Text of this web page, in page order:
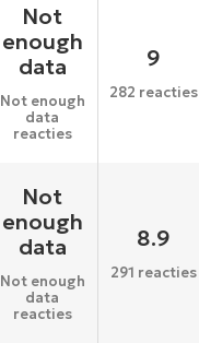
Not
enough
data
Not enough
data
reacties
9
282 reacties
Not
enough
data
Not enough
data
reacties
8.9
291 reacties